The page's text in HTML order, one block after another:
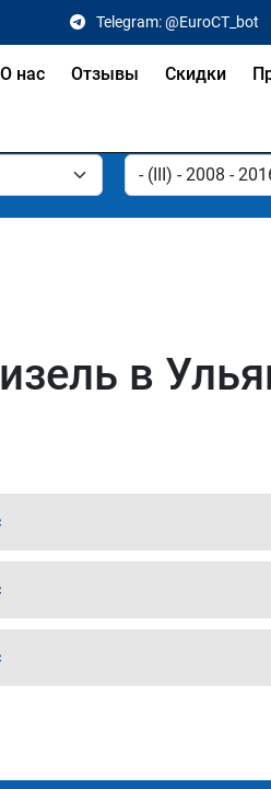
Telegram: @EuroCT_bot
О нас Отзывы Скидки
в